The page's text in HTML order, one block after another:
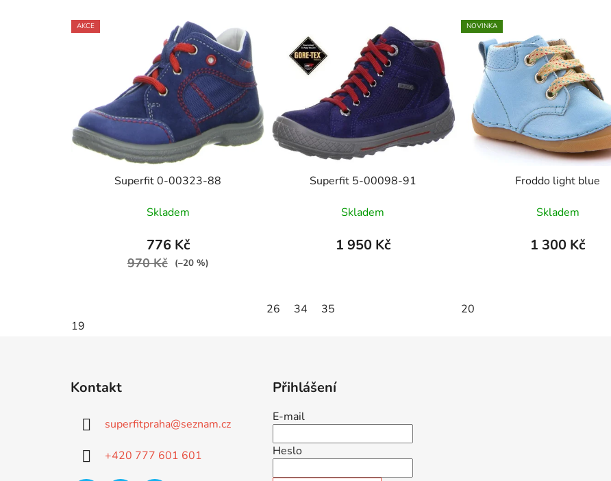
AKCE
Superfit 0-00323-88
Skladem
776 Kč
970 Kč (–20 %)
19
Superfit 5-00098-91
Skladem
1 950 Kč
26 34 35
NOVINKA
Froddo light blue
Skladem
1 300 Kč
20
Kontakt
superfitpraha@seznam.cz
+420 777 601 601
Přihlášení
E-mail
Heslo